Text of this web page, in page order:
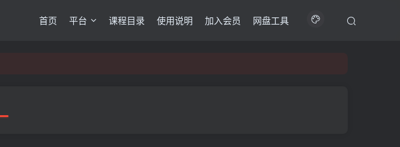
首页 平台 课程目录 使用说明 加入会员 网盘工具